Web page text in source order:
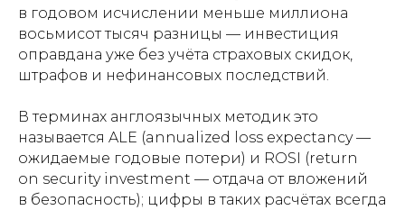
в годовом исчислении меньше миллиона
восьмисот тысяч разницы — инвестиция
оправдана уже без учёта страховых скидок,
штрафов и нефинансовых последствий.
В терминах англоязычных методик это
называется ALE (annualized loss expectancy —
ожидаемые годовые потери) и ROSI (return
on security investment — отдача от вложений
в безопасность); цифры в таких расчётах всегда